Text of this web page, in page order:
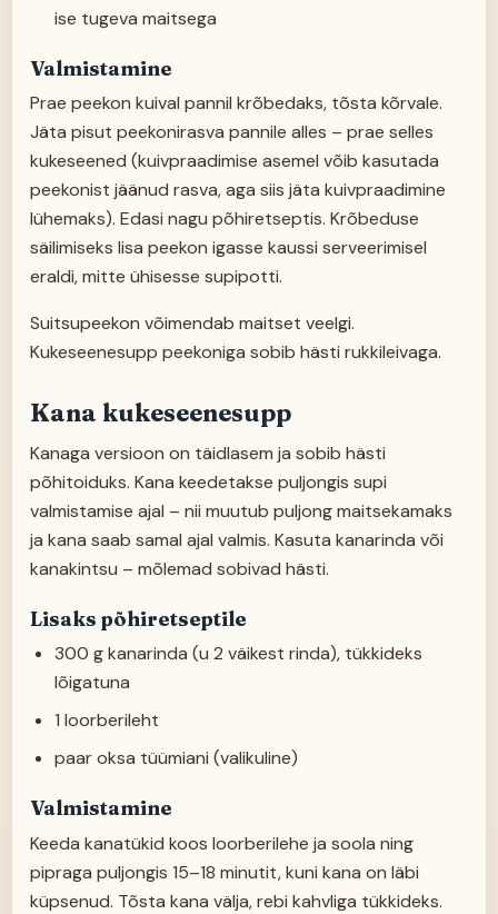
ise tugeva maitsega
Valmistamine
Prae peekon kuival pannil krõbedaks, tõsta kõrvale.
Jäta pisut peekonirasva pannile alles – prae selles
kukeseened (kuivpraadimise asemel võib kasutada
peekonist jäänud rasva, aga siis jäta kuivpraadimine
lühemaks). Edasi nagu põhiretseptis. Krõbeduse
säilimiseks lisa peekon igasse kaussi serveerimisel
eraldi, mitte ühisesse supipotti.
Suitsupeekon võimendab maitset veelgi.
Kukeseenesupp peekoniga sobib hästi rukkileivaga.
Kana kukeseenesupp
Kanaga versioon on täidlasem ja sobib hästi
põhitoiduks. Kana keedetakse puljongis supi
valmistamise ajal – nii muutub puljong maitsekamaks
ja kana saab samal ajal valmis. Kasuta kanarinda või
kanakintsu – mõlemad sobivad hästi.
Lisaks põhiretseptile
300 g kanarinda (u 2 väikest rinda), tükkideks
lõigatuna
1 loorberileht
paar oksa tüümiani (valikuline)
Valmistamine
Keeda kanatükid koos loorberilehe ja soola ning
pipraga puljongis 15–18 minutit, kuni kana on läbi
küpsenud. Tõsta kana välja, rebi kahvliga tükkideks.